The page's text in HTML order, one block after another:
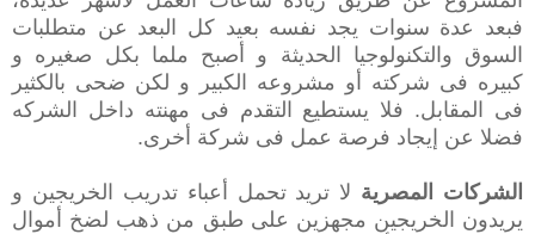
فبعد عدة سنوات يجد نفسه بعيد كل البعد عن متطلبات
السوق والتكنولوجيا الحديثة و أصبح ملما بكل صغيره و
كبيره فى شركته أو مشروعه الكبير و لكن ضحى بالكثير
فى المقابل. فلا يستطيع التقدم فى مهنته داخل الشركه
فضلا عن إيجاد فرصة عمل فى شركة أخرى.‬
الشركات المصرية لا تريد تحمل أعباء تدريب الخريجين و
يريدون الخريجين مجهزين على طبق من ذهب لضخ أموال